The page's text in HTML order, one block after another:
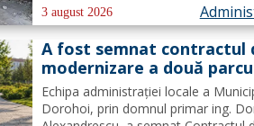
prioritatea Poliției Locale este
educarea spiritului civic, polițiștii l-
3 august 2026
A fost semnat contractul
modernizare a două
din municipiul Dorohoi
fonduri europene
Echipa administrației locale a
Dorohoi, prin domnul primar ing.